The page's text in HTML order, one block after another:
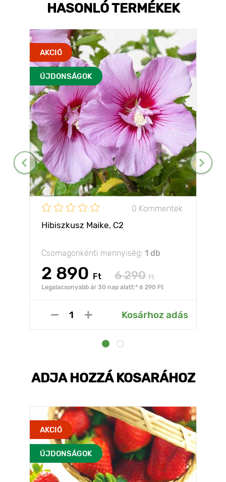
HASONLÓ TERMÉKEK
AKCIÓ
ÚJDONSÁGOK
0 Kommentek
Hibiszkusz Maike, С2
Csomagonkénti mennyiség: 1 db
2 890 Ft 6 290 Ft
Legalacsonyabb ár 30 nap alatt:* 6 290 Ft
Kosárhoz adás
ADJA HOZZÁ KOSARÁHOZ
AKCIÓ
ÚJDONSÁGOK